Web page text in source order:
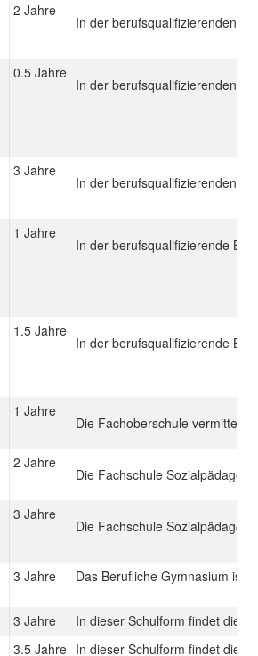
2 Jahre
In der berufsqualifizierenden
0.5 Jahre
In der berufsqualifizierenden
3 Jahre
In der berufsqualifizierenden
1 Jahre
In der berufsqualifizierende
1.5 Jahre
In der berufsqualifizierende
1 Jahre
Die Fachoberschule vermittelt
2 Jahre
Die Fachschule
3 Jahre
Die Fachschule
3 Jahre Das Berufliche Gymnasium ist
3 Jahre
In dieser Schulform findet die
3.5 Jahre In dieser Schulform findet die